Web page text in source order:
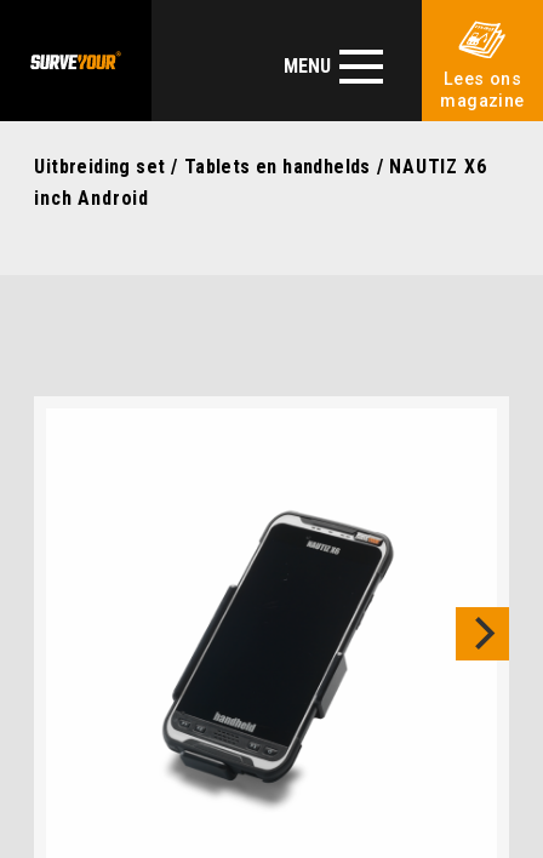
MENU
Lees ons
magazine
Uitbreiding set / Tablets en handhelds / NAUTIZ X6
inch Android